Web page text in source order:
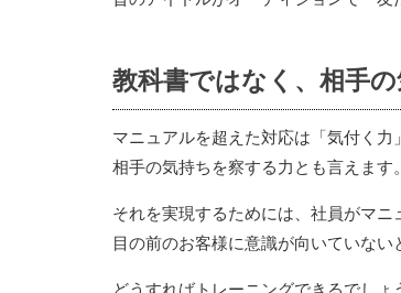
教科書ではなく、相手
マニュアルを超えた対応は「気付く力
相手の気持ちを察する力とも言えます。
それを実現するためには、社員がマニ
目の前のお客様に意識が向いていない
どうすればトレーニングできるでしょ